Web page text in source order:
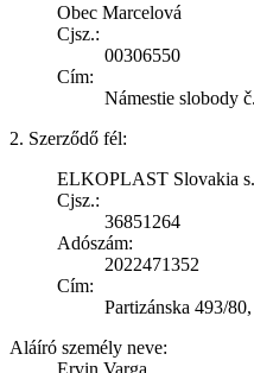
Obec Marcelová
Cjsz.:
00306550
Cím:
Námestie slobody
2. Szerződő fél:
ELKOPLAST Slovakia
Cjsz.:
36851264
Adószám:
2022471352
Cím:
Partizánska 493/
Aláíró személy neve:
Ervin Varga